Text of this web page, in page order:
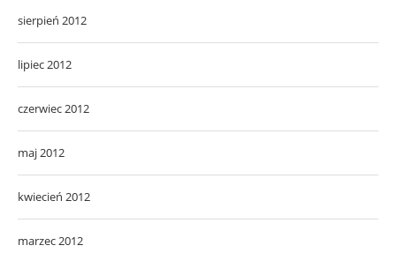
sierpień 2012
lipiec 2012
czerwiec 2012
maj 2012
kwiecień 2012
marzec 2012